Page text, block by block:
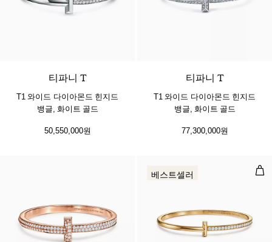
티파니 T
T1 와이드 다이아몬드 힌지드
뱅글, 화이트 골드
50,550,000원
티파니 T
T1 와이드 다이아몬드 힌지드
뱅글, 화이트 골드
77,300,000원
T1
베스트셀러